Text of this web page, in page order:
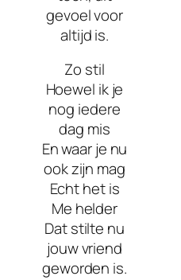
gevoel voor
altijd is.
Zo stil
Hoewel ik je
nog iedere
dag mis
En waar je nu
ook zijn mag
Echt het is
Me helder
Dat stilte nu
jouw vriend
geworden is.